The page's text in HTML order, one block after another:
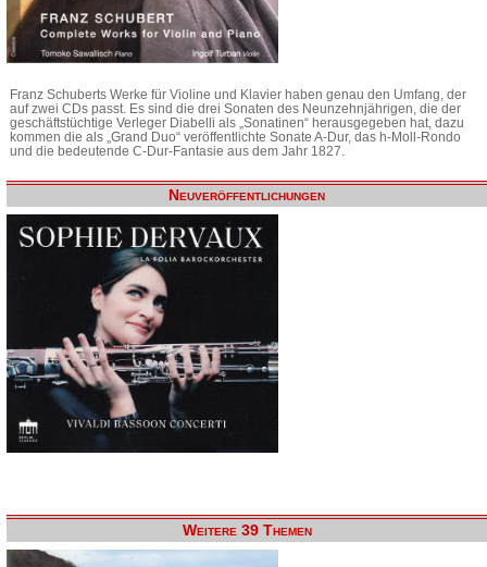
Franz Schuberts Werke für Violine und Klavier haben genau den Umfang, der
auf zwei CDs passt. Es sind die drei Sonaten des Neunzehnjährigen, die der
geschäftstüchtige Verleger Diabelli als „Sonatinen“ herausgegeben hat, dazu
kommen die als „Grand Duo“ veröffentlichte Sonate A-Dur, das h-Moll-Rondo
und die bedeutende C-Dur-Fantasie aus dem Jahr 1827.
Neuveröffentlichungen
Weitere 39 Themen